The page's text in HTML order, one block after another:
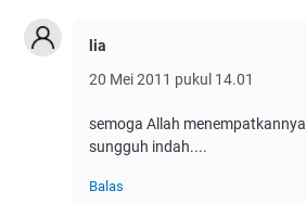
lia
20 Mei 2011 pukul 14.01
semoga Allah
sungguh indah....
Balas